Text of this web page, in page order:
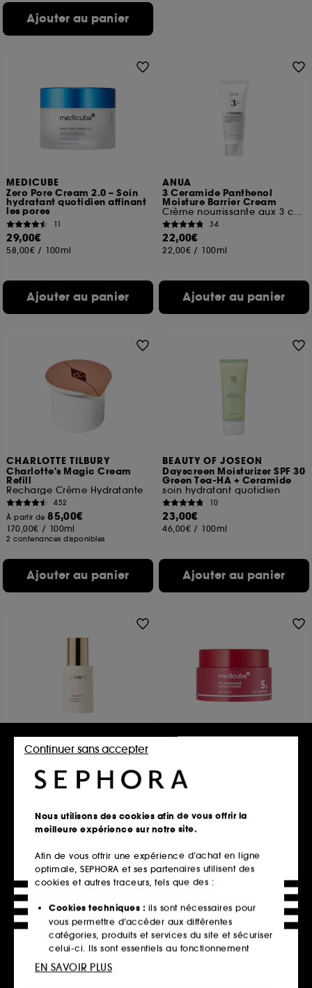
Ajouter au panier
MEDICUBE
Zero Pore Cream 2.0 – Soin
hydratant quotidien affinant
les pores
11
29,00€
58,00€ / 100ml
Ajouter au panier
ANUA
3 Ceramide Panthenol
Moisture Barrier Cream
Crème nourrissante aux 3 céramides
34
22,00€
22,00€ / 100ml
Ajouter au panier
CHARLOTTE TILBURY
Charlotte's Magic Cream
Refill
Recharge Crème Hydratante
452
À partir de85,00€
170,00€ / 100ml
2 contenances disponibles
Ajouter au panier
BEAUTY OF JOSEON
Dayscreen Moisturizer SPF 30
Green Tea-HA + Ceramide
soin hydratant quotidien
10
23,00€
46,00€ / 100ml
Ajouter au panier
MERIT BEAUTY
Great Skin Moisturizer
812
42,00€
Ajouter au panier
MEDICUBE
correctrice de teint pour le
visage
52,73€ /100ml
Ajouter au panier
Nous utilisons des cookies afin de vous offrir la
meilleure expérience sur notre site.
Afin de vous offrir une expérience d’achat en ligne
optimale, SEPHORA et ses partenaires utilisent des
cookies et autres traceurs, tels que des :
Cookies techniques : ils sont nécessaires pour
vous permettre d’accéder aux différentes
catégories, produits et services du site et sécuriser
celui-ci. Ils sont essentiels au fonctionnement
technique du site et ne peuvent être désactivés.
Continuer sans accepter
EN SAVOIR PLUS